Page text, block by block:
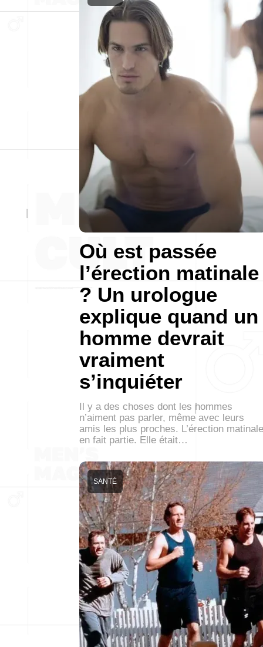
Où est passée
l’érection matinale
? Un urologue
explique quand un
homme devrait
vraiment
s’inquiéter
Il y a des choses dont les hommes
n’aiment pas parler, même avec leurs
amis les plus proches. L’érection matinale
en fait partie. Elle était…
SANTÉ